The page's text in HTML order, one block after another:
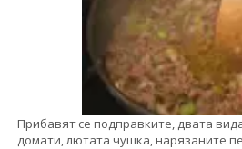
Прибавят се подправките, двата
домати, лютата чушка, нарязаните